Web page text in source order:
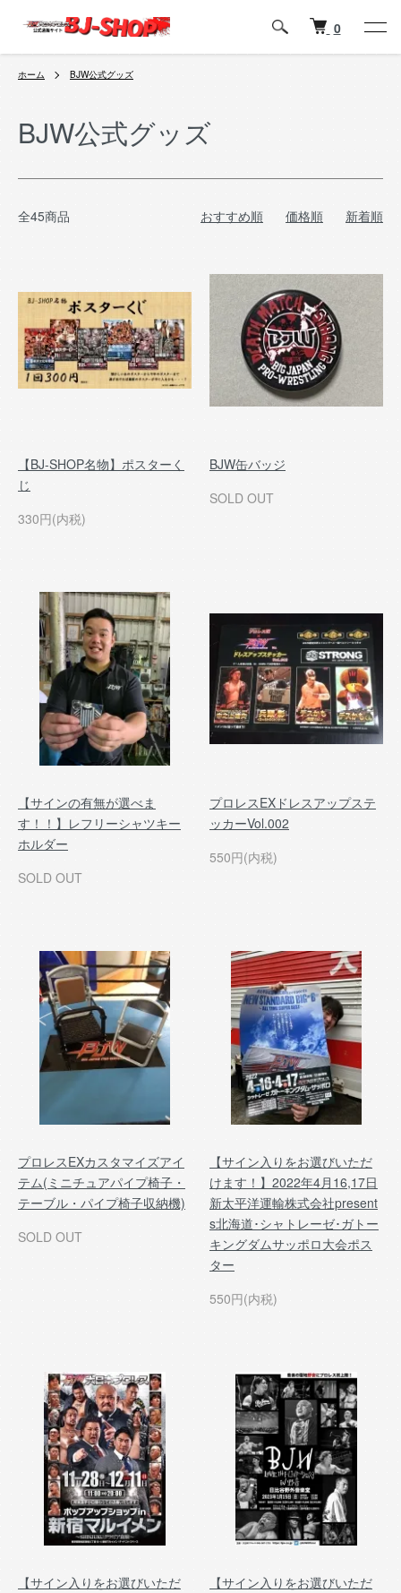
0
ホーム BJW公式グッズ
BJW公式グッズ
全45商品 おすすめ順 価格順 新着順
【BJ-SHOP名物】ポスターく
じ
330円(内税)
BJW缶バッジ
SOLD OUT
【サインの有無が選べま
す！！】レフリーシャツキー
ホルダー
SOLD OUT
プロレスEXドレスアップステ
ッカーVol.002
550円(内税)
プロレスEXカスタマイズアイ
テム(ミニチュアパイプ椅子・
テーブル・パイプ椅子収納機)
SOLD OUT
【サイン入りをお選びいただ
けます！】2022年4月16,17日
新太平洋運輸株式会社present
s北海道･シャトレーゼ･ガトー
キングダムサッポロ大会ポス
ター
550円(内税)
【サイン入りをお選びいただ
【サイン入りをお選びいただ